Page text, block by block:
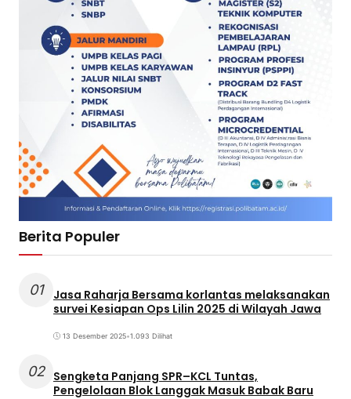
Berita Populer
01
Jasa Raharja Bersama korlantas melaksanakan
survei Kesiapan Ops Lilin 2025 di Wilayah Jawa
13 Desember 2025•1.093 Dilihat
02 Sengketa Panjang SPR–KCL Tuntas,
Pengelolaan Blok Langgak Masuk Babak Baru